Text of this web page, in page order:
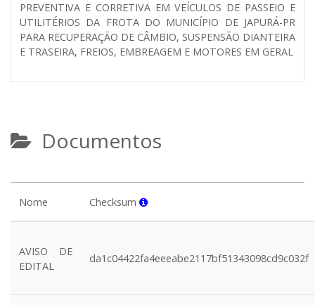
PREVENTIVA E CORRETIVA EM VEÍCULOS DE PASSEIO E
UTILITÉRIOS DA FROTA DO MUNICÍPIO DE JAPURÁ-PR
PARA RECUPERAÇÃO DE CÂMBIO, SUSPENSÃO DIANTEIRA
E TRASEIRA, FREIOS, EMBREAGEM E MOTORES EM GERAL
Documentos
Nome Checksum
AVISO DE
EDITAL
da1c04422fa4eeeabe2117bf51343098cd9c032f